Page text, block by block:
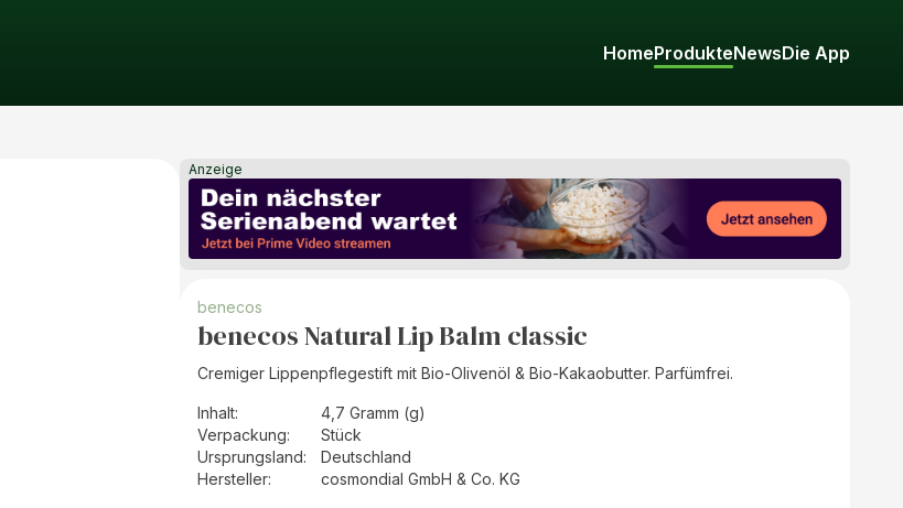
HomeProdukteNewsDie App
Anzeige
benecos
benecos Natural Lip Balm classic
Cremiger Lippenpflegestift mit Bio-Olivenöl & Bio-Kakaobutter. Parfümfrei.
Inhalt:
4,7 Gramm (g)
Verpackung:
Stück
Ursprungsland:
Deutschland
Hersteller: cosmondial GmbH & Co. KG